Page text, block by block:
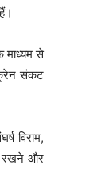
माध्यम से
संकट
विराम,
रखने और